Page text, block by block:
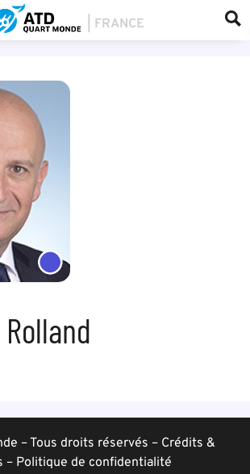
– Tous droits réservés – Crédits &
– Politique de confidentialité